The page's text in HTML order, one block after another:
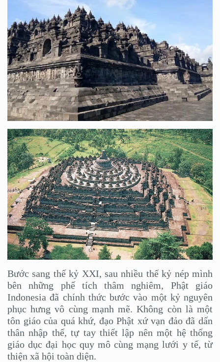
Bước sang thế kỷ XXI, sau nhiều thế kỷ nép mình
bên những phế tích thâm nghiêm, Phật giáo
Indonesia đã chính thức bước vào một kỷ nguyên
phục hưng vô cùng mạnh mẽ. Không còn là một
tôn giáo của quá khứ, đạo Phật xứ vạn đảo đã dấn
thân nhập thế, tự tay thiết lập nên một hệ thống
giáo dục đại học quy mô cùng mạng lưới y tế, từ
thiện xã hội toàn diện.